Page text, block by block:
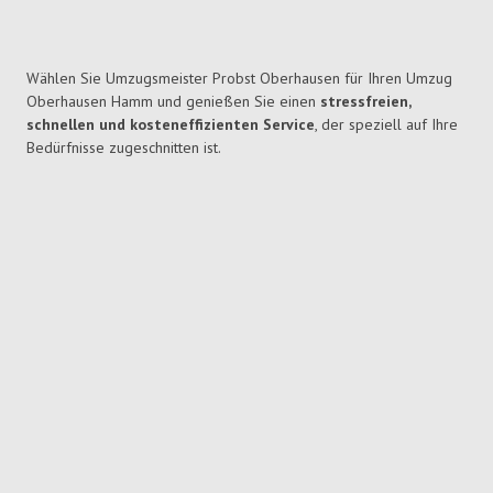
Wählen Sie Umzugsmeister Probst Oberhausen für Ihren Umzug
Oberhausen Hamm und genießen Sie einen stressfreien,
schnellen und kosteneffizienten Service, der speziell auf Ihre
Bedürfnisse zugeschnitten ist.